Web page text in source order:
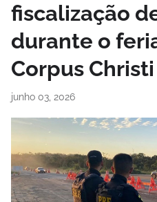
fiscalização
durante o
Corpus Christi
junho 03, 2026